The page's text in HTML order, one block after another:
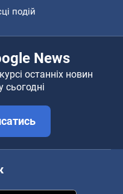
подій
News
останніх новин
сьогодні